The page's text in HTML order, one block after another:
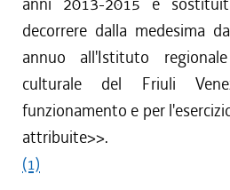
decorrere dalla medesima
annuo all'Istituto
culturale del Friuli
funzionamento e per
attribuite>>.
(1)